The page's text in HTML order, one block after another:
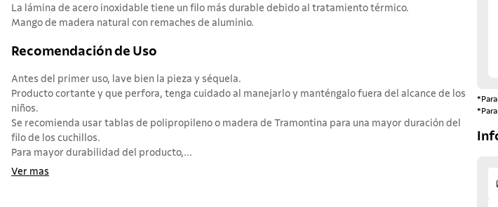
La lámina de acero inoxidable tiene un filo más durable debido al tratamiento térmico.
Mango de madera natural con remaches de aluminio.
Recomendación de Uso
Antes del primer uso, lave bien la pieza y séquela.
Producto cortante y que perfora, tenga cuidado al manejarlo y manténgalo fuera del alcance de los
niños.
Se recomienda usar tablas de polipropileno o madera de Tramontina para una mayor duración del
filo de los cuchillos.
Para mayor durabilidad del producto,...
Ver mas